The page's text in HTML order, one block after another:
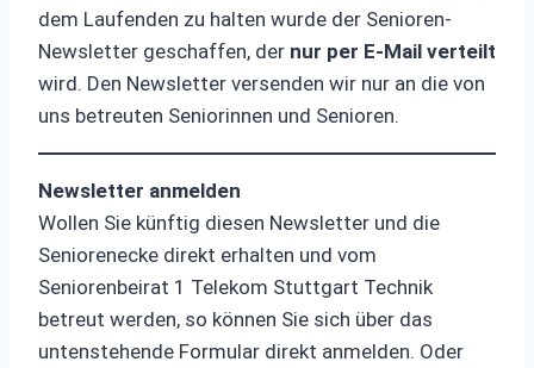
dem Laufenden zu halten wurde der Senioren-
Newsletter geschaffen, der nur per E-Mail verteilt
wird. Den Newsletter versenden wir nur an die von
uns betreuten Seniorinnen und Senioren.
Newsletter anmelden
Wollen Sie künftig diesen Newsletter und die
Seniorenecke direkt erhalten und vom
Seniorenbeirat 1 Telekom Stuttgart Technik
betreut werden, so können Sie sich über das
untenstehende Formular direkt anmelden. Oder